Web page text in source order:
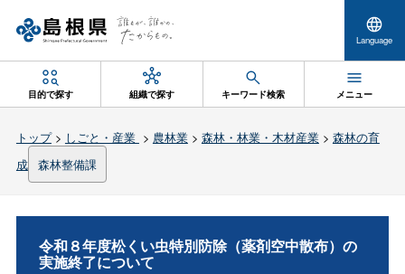
Language
目的で探す 組織で探す キーワード検索 メニュー
トップ> しごと・産業 > 農林業> 森林・林業・木材産業> 森林の育
成 森林整備課
令和８年度松くい虫特別防除（薬剤空中散布）の
実施終了について